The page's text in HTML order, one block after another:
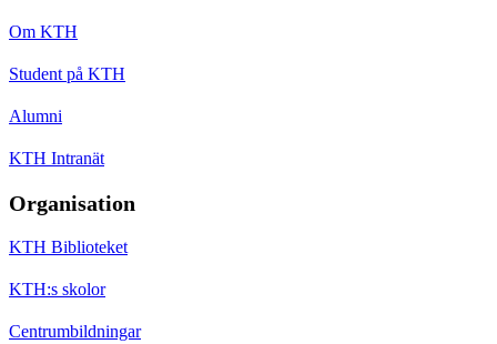
Om KTH
Student på KTH
Alumni
KTH Intranät
Organisation
KTH Biblioteket
KTH:s skolor
Centrumbildningar